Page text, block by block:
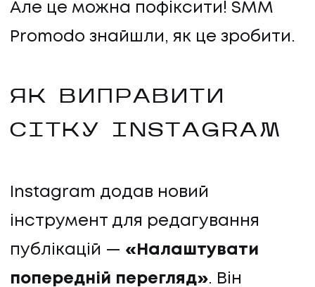
Але це можна пофіксити! SMM
Promodo знайшли, як це зробити.
ЯК ВИПРАВИТИ
СІТКУ INSTAGRAM
Instagram додав новий
інструмент для редагування
публікацій — «Налаштувати
попередній перегляд». Він